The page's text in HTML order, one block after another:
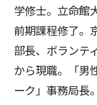
学修士。立命館
前期課程修了。
部長、ボランテ
から現職。「男
ーク」事務局長